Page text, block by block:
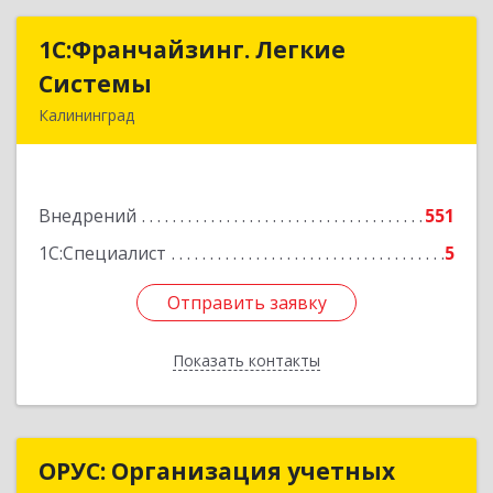
1С:Франчайзинг. Легкие
Системы
Калининград
Внедрений
551
1С:Специалист
5
Отправить заявку
Показать контакты
1С:Франчайзинг. Легкие
Подробнее
Отправить заявку
Назад
ОРУС: Организация учетных
ОРУС: Организация учетных